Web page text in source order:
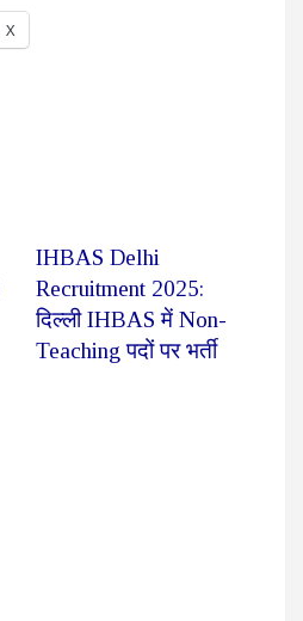
X
IHBAS Delhi
Recruitment 2025:
दिल्ली IHBAS में Non-
Teaching पदों पर भर्ती